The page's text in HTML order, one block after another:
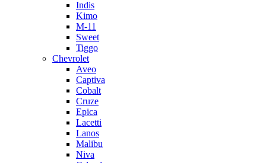
Indis
Kimo
M-11
Sweet
Tiggo
Chevrolet
Aveo
Captiva
Cobalt
Cruze
Epica
Lacetti
Lanos
Malibu
Niva